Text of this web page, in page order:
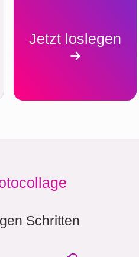
Jetzt loslegen
Schritten